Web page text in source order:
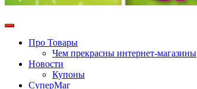
Про Товары
Чем прекрасны интернет-магазины
Новости
Купоны
СуперМаг